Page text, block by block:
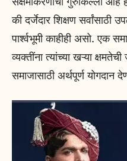
की दर्जेदार शिक्षण सर्वांसाठी
पार्श्वभूमी काहीही असो. एक
व्यक्तींना त्यांच्या खऱ्या
समाजासाठी अर्थपूर्ण योगदान